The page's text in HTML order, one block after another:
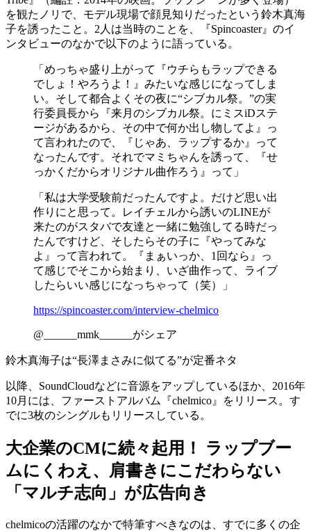
を観たノリ で、モデル現場で顔見知りだったという鈴木真海
子を誘ったこと。2人は当時のことを、『Spincoaster』のイ
ンタビューのなかで以下のように語っている。
「めっちゃ盛り上がって『ウチらもラップできる
でしょ！やろうよ！』みたいな感じになってしま
い。そして都合よくその夜に“シブカル祭。”の実
行委員長から『来月のシブカル祭。に ミスiDステ
ージがあるから、その中で何か出し物してよ 』っ
て言われたので、『じゃあ、ラップするか』って
なったんです。それでマミちゃんを誘って、『せ
っかくだからオリジナル曲作ろう』って」
「私は大学受験前だったんですよ。だけど思い出
作りにと思って。レイチェルから誘いのLINEが
来たのがスタバで友達と一緒に勉強してる時だっ
たんですけど、そしたらその子に『やってみな
よ』って言われて。『 まぁいっか、1回なら 』っ
て感じでそこから始まり、いざ曲作って、 ライブ
したらいい感じになっちゃって（笑）
」
https://spincoaster.com/interview-chelmico
@______mmk______がシェア
鈴木真海子は“長澤まさみに似てる”が定番ネタ
以降、SoundCloudなどに音源をアップしているほか、2016年
10月には、ファーストアルバム『chelmico』をリリース。す
でに3枚のシングルもリリースしている。
大企業のCMに続々起用！ ラップブー
ムにくわえ、肩書きにこだわらない
「マルチ志向」が広告向き
chelmicoの活躍のなかで特筆すべきなのは、すでに多くの企